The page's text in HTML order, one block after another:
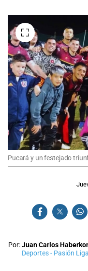
Pucará y un festejado
Por:Juan Carlos
Deportes - Pasión Liga